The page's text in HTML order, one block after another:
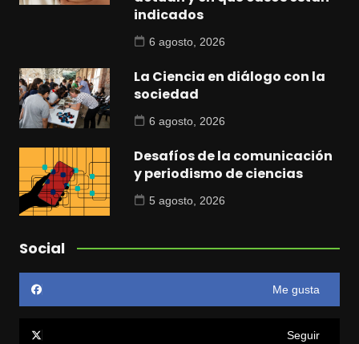
indicados
6 agosto, 2026
La Ciencia en diálogo con la
sociedad
6 agosto, 2026
Desafíos de la comunicación
y periodismo de ciencias
5 agosto, 2026
Social
Me gusta
Seguir